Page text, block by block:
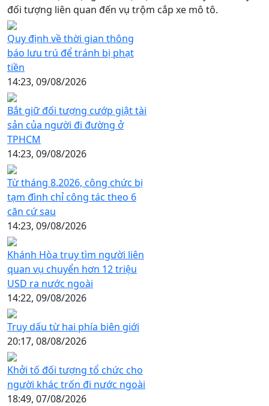
đối tượng liên quan đến vụ trộm cắp xe mô tô.
Quy định về thời gian thông
báo lưu trú để tránh bị phạt
tiền
14:23, 09/08/2026
Bắt giữ đối tượng cướp giật tài
sản của người đi đường ở
TPHCM
14:23, 09/08/2026
Từ tháng 8.2026, công chức bị
tạm đình chỉ công tác theo 6
căn cứ sau
14:23, 09/08/2026
Khánh Hòa truy tìm người liên
quan vụ chuyển hơn 12 triệu
USD ra nước ngoài
14:22, 09/08/2026
Truy dấu từ hai phía biên giới
20:17, 08/08/2026
Khởi tố đối tượng tổ chức cho
người khác trốn đi nước ngoài
18:49, 07/08/2026